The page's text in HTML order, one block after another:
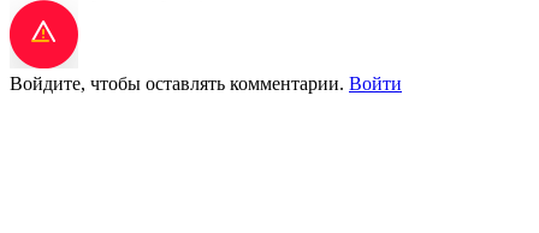
Войдите, чтобы оставлять комментарии. Войти